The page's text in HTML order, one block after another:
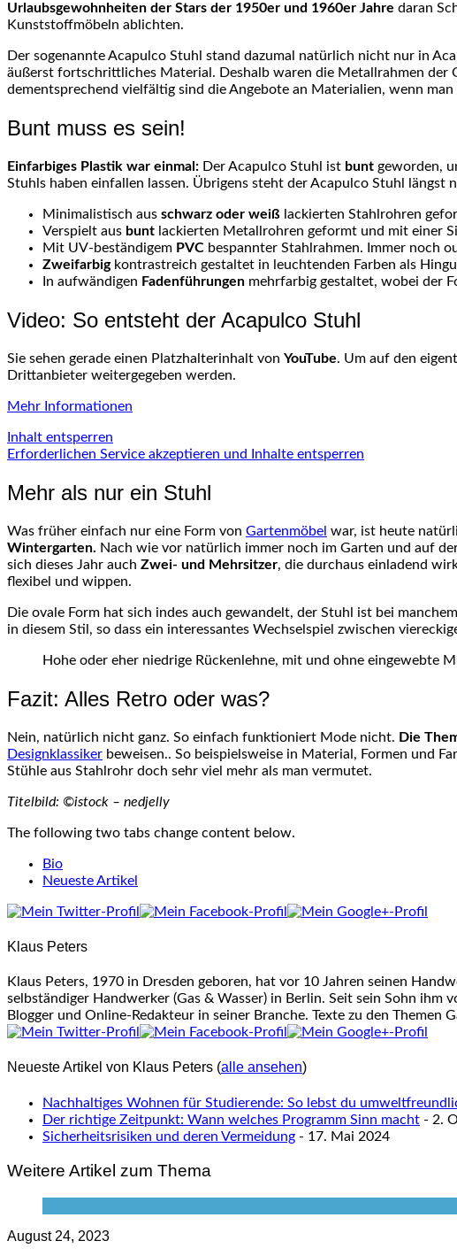
Urlaubsgewohnheiten der Stars der 1950er und 1960er Jahre daran
Kunststoffmöbeln ablichten.
Der sogenannte Acapulco Stuhl stand dazumal natürlich nicht nur in
äußerst fortschrittliches Material. Deshalb waren die Metallrahmen
dementsprechend vielfältig sind die Angebote an Materialien, wenn
Bunt muss es sein!
Einfarbiges Plastik war einmal: Der Acapulco Stuhl ist bunt geworden,
Stuhls haben einfallen lassen. Übrigens steht der Acapulco Stuhl längst
Minimalistisch aus schwarz oder weiß lackierten Stahlrohren
Verspielt aus bunt lackierten Metallrohren geformt und mit einer
Mit UV-beständigem PVC bespannter Stahlrahmen. Immer noch
Zweifarbigkontrastreich gestaltet in leuchtenden Farben als
In aufwändigen Fadenführungen mehrfarbig gestaltet, wobei der
Video: So entsteht der Acapulco Stuhl
Sie sehen gerade einen Platzhalterinhalt von YouTube. Um auf den
Drittanbieter weitergegeben werden.
Mehr Informationen
Inhalt entsperren
Erforderlichen Service akzeptieren und Inhalte entsperren
Mehr als nur ein Stuhl
Was früher einfach nur eine Form von Gartenmöbel war, ist heute
Wintergarten. Nach wie vor natürlich immer noch im Garten und auf
sich dieses Jahr auch Zwei- und Mehrsitzer, die durchaus einladend
flexibel und wippen.
Die ovale Form hat sich indes auch gewandelt, der Stuhl ist bei
in diesem Stil, so dass ein interessantes Wechselspiel zwischen
Hohe oder eher niedrige Rückenlehne, mit und ohne eingewebte
Fazit: Alles Retro oder was?
Nein, natürlich nicht ganz. So einfach funktioniert Mode nicht. Die
Designklassiker beweisen.. So beispielsweise in Material, Formen und
Stühle aus Stahlrohr doch sehr viel mehr als man vermutet.
Titelbild: ©istock – nedjelly
The following two tabs change content below.
Bio
Neueste Artikel
Klaus Peters
Klaus Peters, 1970 in Dresden geboren, hat vor 10 Jahren seinen
selbständiger Handwerker (Gas & Wasser) in Berlin. Seit sein Sohn
Blogger und Online-Redakteur in seiner Branche. Texte zu den
Neueste Artikel von Klaus Peters (alle ansehen)
Nachhaltiges Wohnen für Studierende: So lebst du
Der richtige Zeitpunkt: Wann welches Programm Sinn macht - 2.
Sicherheitsrisiken und deren Vermeidung - 17. Mai 2024
Weitere Artikel zum Thema
August 24, 2023